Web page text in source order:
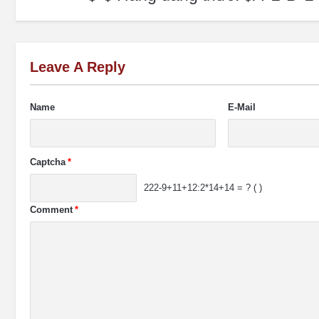
Leave A Reply
Name E-Mail
Captcha *
222-9+11+12:2*14+14 = ? ( )
Comment *